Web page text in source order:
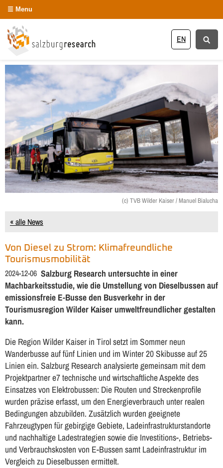
EN
Menu
(c) TVB Wilder Kaiser / Manuel Bialucha
« alle News
Von Diesel zu Strom: Klimafreundliche
Tourismusmobilität
2024-12-06 Salzburg Research untersuchte in einer
Machbarkeitsstudie, wie die Umstellung von Dieselbussen auf
emissionsfreie E-Busse den Busverkehr in der
Tourismusregion Wilder Kaiser umweltfreundlicher gestalten
kann.
Die Region Wilder Kaiser in Tirol setzt im Sommer neun
Wanderbusse auf fünf Linien und im Winter 20 Skibusse auf 25
Linien ein. Salzburg Research analysierte gemeinsam mit dem
Projektpartner e7 technische und wirtschaftliche Aspekte des
Einsatzes von Elektrobussen: Die Routen und Streckenprofile
wurden präzise erfasst, um den Energieverbrauch unter realen
Bedingungen abzubilden. Zusätzlich wurden geeignete
Fahrzeugtypen für gebirgige Gebiete, Ladeinfrastrukturstandorte
und nachhaltige Ladestrategien sowie die Investitions-, Betriebs-
und Verbrauchskosten von E-Bussen samt Ladeinfrastruktur im
Vergleich zu Dieselbussen ermittelt.